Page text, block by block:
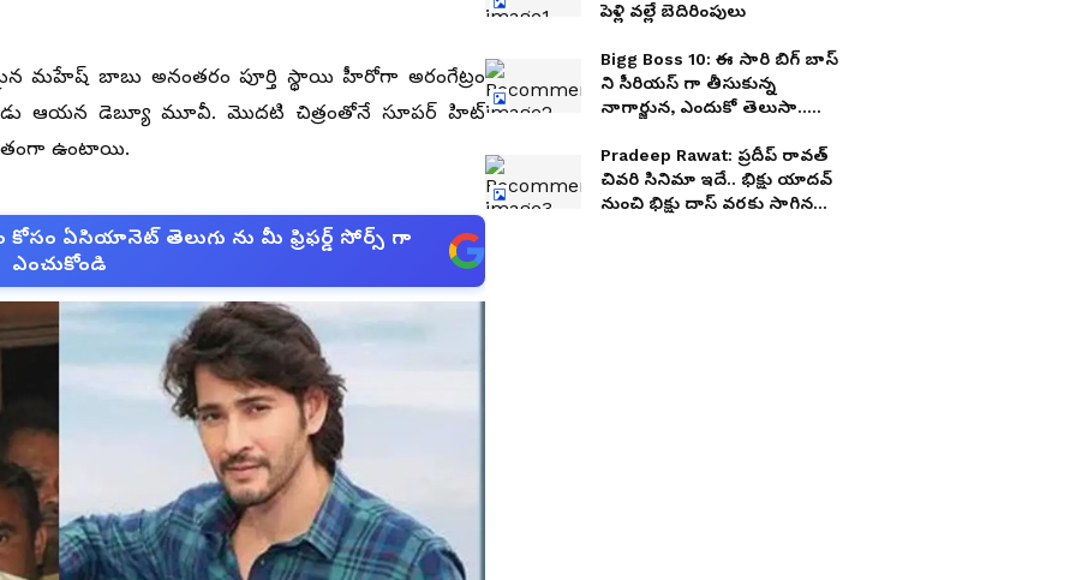
మహేష్ బాబు అనంతరం పూర్తి స్థాయి హీరోగా అరంగేట్రం
ఆయన డెబ్యూ మూవీ. మొదటి చిత్రంతోనే సూపర్ హిట్
ఉంటాయి.
ఏసియానెట్ తెలుగు ను మీ ఫ్రిఫర్డ్ సోర్స్ గా
ఎంచుకోండి
పెళ్లి వల్లే బెదిరింపులు
Bigg Boss 10: ఈ సారి బిగ్ బాస్
ని సీరియస్ గా తీసుకున్న
నాగార్జున, ఎందుకో తెలుసా..
Pradeep Rawat: ప్రదీప్ రావత్
చివరి సినిమా ఇదే.. భిక్షు యాదవ్
నుంచి భిక్షు దాస్ వరకు సాగిన